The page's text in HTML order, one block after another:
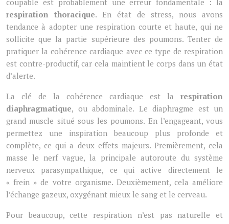
coupable est probablement une erreur fondamentale : la
respiration thoracique. En état de stress, nous avons
tendance à adopter une respiration courte et haute, qui ne
sollicite que la partie supérieure des poumons. Tenter de
pratiquer la cohérence cardiaque avec ce type de respiration
est contre-productif, car cela maintient le corps dans un état
d’alerte.
La clé de la cohérence cardiaque est la respiration
diaphragmatique, ou abdominale. Le diaphragme est un
grand muscle situé sous les poumons. En l’engageant, vous
permettez une inspiration beaucoup plus profonde et
complète, ce qui a deux effets majeurs. Premièrement, cela
masse le nerf vague, la principale autoroute du système
nerveux parasympathique, ce qui active directement le
« frein » de votre organisme. Deuxièmement, cela améliore
l’échange gazeux, oxygénant mieux le sang et le cerveau.
Pour beaucoup, cette respiration n’est pas naturelle et